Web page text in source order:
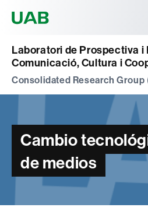
Laboratori de Prospectiva i
Comunicació, Cultura i
Consolidated Research Group
Cambio
de medios